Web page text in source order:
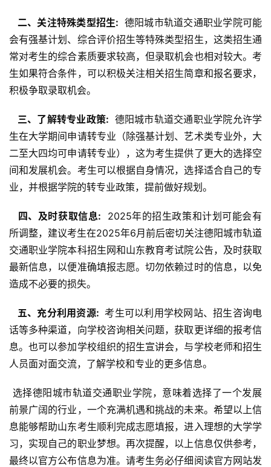
  二、关注特殊类型招生:
德阳城市轨道交通职业学院可能
会有强基计划、综合评价招生等特殊类型招生，这类招生通
常对考生的综合素质要求较高，但录取机会也相对较大。考
生如果符合条件，可以积极关注相关招生简章和报名要求，
积极争取录取机会。
  三、了解转专业政策:
德阳城市轨道交通职业学院允许学
生在大学期间申请转专业（除强基计划、艺术类专业外，大
二至大四均可申请转专业），这为考生提供了更大的选择空
间和发展机会。考生可以根据自身情况，选择适合自己的专
业，并根据学院的转专业政策，提前做好规划。
  四、及时获取信息:
2025年的招生政策和计划可能会有
所调整，建议考生在2025年6月前后密切关注德阳城市轨道
交通职业学院本科招生网和山东教育考试院公告，及时获取
最新信息，以便准确填报志愿。切勿依赖过时的信息，以免
造成不必要的损失。
  五、充分利用资源:
考生可以利用学校网站、招生咨询电
话等多种渠道，向学校咨询相关问题，获取更详细的报考信
息。也可以参加学校组织的招生宣讲会，与学校老师和招生
人员面对面交流，了解学校和专业的更多信息。
前景广阔的行业，一个充满机遇和挑战的未来。希望以上信
息能够帮助山东考生顺利完成志愿填报，进入理想的大学学
习，实现自己的职业梦想。再次提醒，以上信息仅供参考，
最终以官方公布信息为准。请考生务必仔细阅读官方网站发